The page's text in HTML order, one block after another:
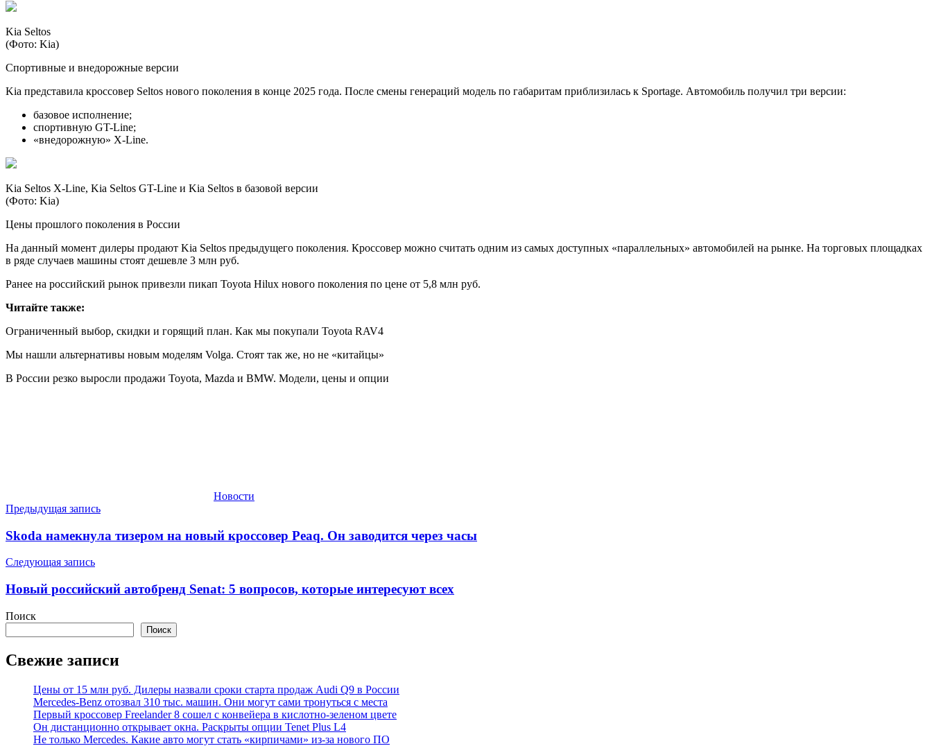
Kia Seltos
(Фото: Kia)
Спортивные и внедорожные версии
Kia представила кроссовер Seltos нового поколения в конце 2025 года. После смены генераций модель по габаритам приблизилась к Sportage. Автомобиль получил три версии:
базовое исполнение;
спортивную GT-Line;
«внедорожную» X-Line.
Kia Seltos X-Line, Kia Seltos GT-Line и Kia Seltos в базовой версии
(Фото: Kia)
Цены прошлого поколения в России
На данный момент дилеры продают Kia Seltos предыдущего поколения. Кроссовер можно считать одним из самых доступных «параллельных» автомобилей на рынке. На торговых площадках
в ряде случаев машины стоят дешевле 3 млн руб.
Ранее на российский рынок привезли пикап Toyota Hilux нового поколения по цене от 5,8 млн руб.
Читайте также:
Ограниченный выбор, скидки и горящий план. Как мы покупали Toyota RAV4
Мы нашли альтернативы новым моделям Volga. Стоят так же, но не «китайцы»
В России резко выросли продажи Toyota, Mazda и BMW. Модели, цены и опции
Новости
Навигация
по
Предыдущая запись
Skoda намекнула тизером на новый кроссовер Peaq. Он заводится через часы
Следующая запись
Новый российский автобренд Senat: 5 вопросов, которые интересуют всех
Поиск
Поиск
Свежие записи
Цены от 15 млн руб. Дилеры назвали сроки старта продаж Audi Q9 в России
Mercedes-Benz отозвал 310 тыс. машин. Они могут сами тронуться с места
Первый кроссовер Freelander 8 сошел с конвейера в кислотно-зеленом цвете
Он дистанционно открывает окна. Раскрыты опции Tenet Plus L4
Не только Mercedes. Какие авто могут стать «кирпичами» из-за нового ПО